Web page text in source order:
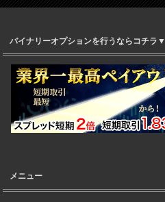
バイナリーオプションを行うならコチラ▼
メニュー